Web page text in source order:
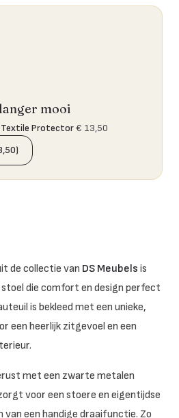
mooi
Textile Protector€ 13,50
de collectie van DS Meubels is
die comfort en design perfect
is bekleed met een unieke,
een heerlijk zitgevoel en een
met een zwarte metalen
voor een stoere en eigentijdse
van een handige draaifunctie. Zo